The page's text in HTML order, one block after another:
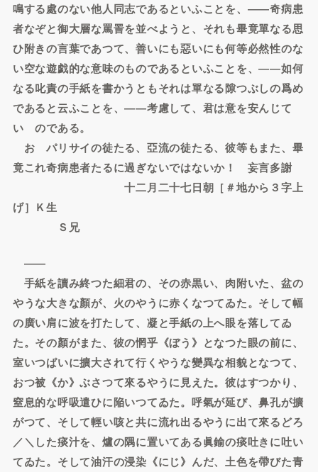
鳴する處のない他人同志であるといふことを、――奇病患
者なぞと御大層な罵詈を並べようと、それも畢竟單なる思
ひ附きの言葉であつて、善いにも惡いにも何等必然性のな
い空な遊戯的な意味のものであるといふことを、――如何
なる叱責の手紙を書かうともそれは單なる隙つぶしの爲め
であると云ふことを、――考慮して、君は意を安んじて
いゝのである。
おゝパリサイの徒たる、亞流の徒たる、彼等もまた、畢
竟これ奇病患者たるに過ぎないではないか！ 妄言多謝
十二月二十七日朝［＃地から３字上
げ］Ｋ生
Ｓ兄
――
手紙を讀み終つた細君の、その赤黒い、肉附いた、盆の
やうな大きな顏が、火のやうに赤くなつてゐた。そして幅
の廣い肩に波を打たして、凝と手紙の上へ眼を落してゐ
た。その顏がまた、彼の惘乎《ぼう》となつた眼の前に、
室いつぱいに擴大されて行くやうな變異な相貌となつて、
おつ被《か》ぶさつて來るやうに見えた。彼はすつかり、
窒息的な呼吸遣ひに陥いつてゐた。呼氣が延び、鼻孔が擴
がつて、そして輕い咳と共に流れ出るやうに出て來るどろ
／＼した痰汁を、爐の隅に置いてある眞鍮の痰吐きに吐い
てゐた。そして油汗の浸染《にじ》んだ、土色を帶びた青